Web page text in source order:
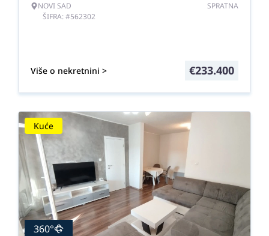
NOVI SAD
ŠIFRA: #562302
SPRATNA
Više o nekretnini > €233.400
Kuće
360°